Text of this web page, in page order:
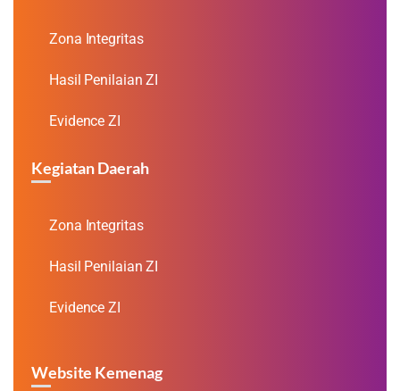
Zona Integritas
Hasil Penilaian ZI
Evidence ZI
Kegiatan Daerah
Zona Integritas
Hasil Penilaian ZI
Evidence ZI
Website Kemenag